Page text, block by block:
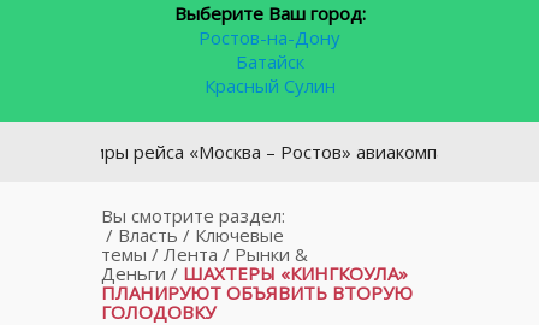
Выберите Ваш город:
Ростов-на-Дону
Батайск
Красный Сулин
рейса «Москва – Ростов» авиакомпании S7
Вы смотрите раздел:
/ Власть / Ключевые
темы / Лента / Рынки &
Деньги / ШАХТЕРЫ «КИНГКОУЛА»
ПЛАНИРУЮТ ОБЪЯВИТЬ ВТОРУЮ
ГОЛОДОВКУ